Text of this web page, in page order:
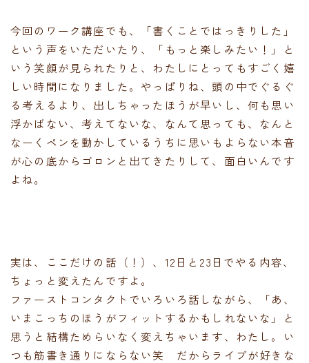
今回のワーク講座でも、「書くことではっきりした」
という声をいただいたり、「もっと楽しみたい！」と
いう笑顔が見られたりと、わたしにとってもすごく嬉
しい時間になりました。やっぱりね、頭の中でぐるぐ
る考えるより、出しちゃったほうが早いし、何も思い
浮かばない、考えてないな、なんて思っても、なんと
なーくペンを動かしているうちに思いもよらない本音
が心の底からゴロンと出てきたりして、面白いんです
よね。
実は、ここだけの話（！）、12日と23日でやる内容、
ちょっと変えたんですよ。
ファーストコンタクトでいろいろ話しながら、「あ、
いまこっちのほうがフィットするかもしれないな」と
思うと結構ためらいなく変えちゃいます、わたし。い
つも筋書き通りにならない笑 だからライブが好きな